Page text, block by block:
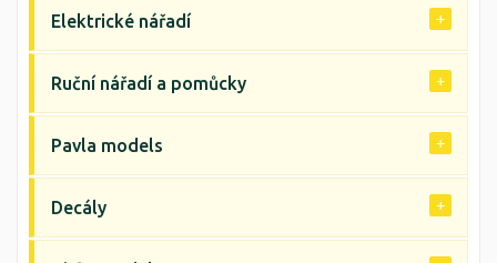
Elektrické nářadí
Ruční nářadí a pomůcky
Pavla models
Decály